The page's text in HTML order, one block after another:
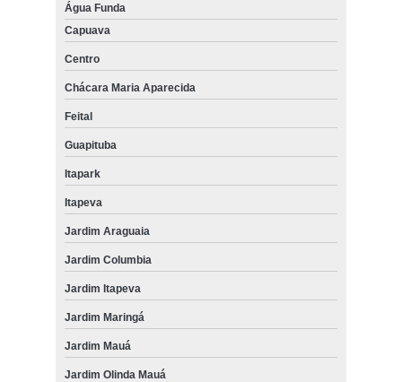
Água Funda
Capuava
Centro
Chácara Maria Aparecida
Feital
Guapituba
Itapark
Itapeva
Jardim Araguaia
Jardim Columbia
Jardim Itapeva
Jardim Maringá
Jardim Mauá
Jardim Olinda Mauá